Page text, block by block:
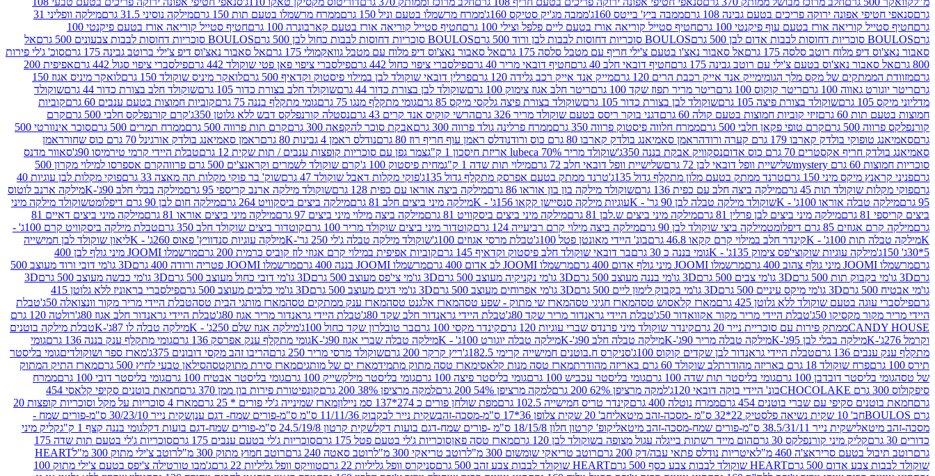
גרםסנאפי חטיפי אפונה ירוקה פריכים בטעם גבינה 108 גרם ממבה ביץ' בייטס 160ג' ממבה מג'יק סטיקס 160ג' ממרח מרשמלו בטעם וניל 150 גרם ממרח מרשמלו בטעם תות 150 גרם מילקה נוסיני 31.5 גרם
מילקה וופליני 31
גרםחטיף סטייל קוריאה אורז בטעם עוף פיקנטי 100 גרם חטיף סטייל קוריאה אורז בטעם ליים פלפל וצילי 100 גרם חטיף סטייל קוריאה אורז בטעם קארבונרה 100 גרם
חטיף סטייל קוריאה אורז בטעם פיקנטי 100
גרםBOULOS סוכריות דחוסות לבבות אדום לבן 500 גרם BOULOS סוכריות דחוסות לבבות לבן ורוד 500 גרם BOULOS סוכריות דחוסות לבבות כחול לבן 500 גרם BOULOS סוכריות דחוסות לבבות צבעונים 500 גרם
אל
סאבור נאצ'וס דיפ מלוח רוטב סלסה 175 גרם
אל סאבור נאצ'ו בטעם צ'ילי חריף עם מטבל סלסה 175 גרם אל סאבור נאצ'וס דיפ מלוח עם מטבל גוואקמולי 175 גרם אל סאבור נאצ'וס דיפ צ'ילי ברוטב גבינה 175 גרם
סוכ' ג'לי פירות
800 גרם
אל סאבור נאצ'וס בטעם צ'ילי עם רוטב גבינה 175 גרם חטיף דובאי חלב 40 גרם חטיף דובאי מריר 40 גרם פילסברי ציפוי כחול 442 גרם פילסברי ציפוי פאן פטי שוקולד 442 גרם פילסברי ציפוי סגול 442 גרם
אפיפית 200
גרםמזוודת הממתקים של מקס מלך הגומימייק אנד אייק רכבת הרים 120 גרם מייק אנד אייק רכב גלידה 120 גרם פרלין דובאי שוקולד לבן במילוי פיסטוק וקדאיף 500 גרם לואקר מיניס שוקולד 150 גרם
לואקר מיניס אגוז 150
גרםריטר יוגורט גאווה 100 גרם ריטר קוקוס 100 גרם ריטר מריר תפוז שקד 100 גרם ריטר חלב אגוז צימוק 100 גרם שוקולד לבן בצורת כדור 44 גרם שוקולד חלב בצורת כדור 105 גרם שוקולד חלב בצורת כדור 44 גרם
שוקולד
מדליוני מיקס 105 גרם
שוקולד בצורת פיצה 105 גרם שוקולד לבן בצורת כדור 105 גרם שוקולד בצורת פיצה גלקסי מיקס 85 גרם גומי מתקלף מנגו 75 גרם גומי מתקלף בננה 75 גרם קוביות חמוצות בטעם ענבים 60 גרם
קוביות
חמוצות בטעם תות 60 גרם
זיזי קוביות חמוצות בטעם קולה 60 גרם דגני בוקר ריסס בטעם שוקולד מריר 326 גרם הרשי קוקיס אנד קרים 43 גרם נסטלה קורנפלקס דבש ללא גלוטן 350ג' קרם קורנפלקס חלבי 500 גרם
קרם
קורנפלקס פרווה 500 גרם
קרם טופי פקאן חלבי 500 גרם ממרח חלווה פיסטוק פרווה 350 גרם ממרח פרלינה גולד פרווה 300 גרם אבקת סוכר להקפאה 300 גרם קרם תות פרווה 500 גרם ממרח תמרים 500 גרם
סוכר אינוורטי 500
גרםסאמיאנג טופוקי בולדק קארבו 179 גרם קערה ורודה ראמן סאמיאנג בולדק קארבו 80 גרם כוס ורוד נודלס ראמן עוף חריף רוז 80 גרם נודלס ראמן 4 גבינות 80 גרם ראמן סאמיאנג בולדק אורגינל 70 גרם כוס שחור
ראמן
סאמיאנג בולדק חריף אקסטרים 70 גרם כוס אדום
נסקוויק אבקת בננה 350ג' שוקולד מריר 70% lubeca אריזת חיסכון 1 ק"ג צמר גפן עם סוכריות קופצות ענבים / תות שקית 12 גרם טבלת היידי קרמי טירמיסו 90ג'
סאוור מדנס
סוכריות חמוצות 60 גרם mystery
שלישיית וופל דובאי לבן 72 גרם שלישיית וופל דובאי חלב 72 גרם מילוי תות שדה 1 ק"ג מחית פיסטוק 100 ג' קרם שוקולד לשמרים וקראנצ'ים 500 גרם פרווה
קרם אספרסו למילוי מקרון 500
גרםפניני קראנץ מיקס מיני 150 גרם טרנד ממתק בטעם מלון מתקלף גדול 135ג' טרנד ממתק בטעם אפרסק מתקלף גדול 135ג' פוקי מקלות דאבל שוקולד 47 גרם שוק' בר פוקי מקלות תה מאצה 33 גרם
פוקי מקלות לבן עוגיות 40
גרםפוקי מקלות שוקולד תות 45 גרם מילקה ביצה חלב עם כפית 136 גרם שוקולד מילקה בון בון אוראו 86 גרם מילקה ביצה אוראו עם כפית 128 גרם שוקולד מילקה ארנב קריספי 95 גרם מילקה בבלי חלב 90ג'-K
מילקה ארנב לוטוס
95 גרם
מילקה טבלה אוראו 100ג' - K שוקולד מילקה טבלה לבן 90 גר' - K עוגיות מילקה סנסיישן קקאו 156ג' - K מילקה מיני ביצים חלב 81 גרם מילקה ביצים ביסקוויט 264 גרם מילקה חום לבן 90 גרם דיפלומט
שוקולד מילקה מיני
ביצים קריספי 81 גרם
מילקה מיני ביצים לבן פרלין 81 גרם מילקה מיני ביצים ש.לבן 81 גרם מילקה מיני ביצים ביסקוויט 81 גרם מילקה ביצה מילוי מיני ביצים 97 גרם מילקה מיני ביצים אוראו 81 גרם
מילקה מיני ביצים דאיים 81
גרםמילקה קרם אגוזים 85 גרם דיפלומט מילקה ביצי שוקולד לבן 90 גרם מילקה ביצה מילוי קרם רביעייה 124 גרם קוטדור מיני ביצים שוקולד מריר 100 גרם קוטדור ביצים שוקולד חלב 350 גרם
טבלת מילקה ביסקוויט קרם 100ג' -
Kמילקה טבלה תות 100ג' - K קינדר חלב במילוי קרם קקאו 46.8 גרם בונ' היידי מאונטן פטל 100ג' טבלת מרסי אגוזים 100ג' שוקולד מילקה טבלה ג'לי 250 גר'-K מילקה עוגיות סנדוויץ' פאוס 260ג' - K
ליאון שוקולד לבן חמישייה
5*30ג' 150ג'
מילקה עוגיות שוקוצי'פס צימוק 135ג' - K גומי בננה כ 30 גרם בר דובאי שוקולד חלב פיסטוק וקדאיף 145 גרם קוביות אפיפית במילוי קרם אגוזי לוז קוביס כרמית 200 גרם
מרשמלו JOOMI מיני גולף לבן 400
גרםמרשמלו JOOMI מיני גולף צהוב 400 גרם מרשמלו JOOMI מיני גולף אדום 400 גרם מרשמלו JOOMI לב אדום 400 גרם מרשמלו JOOMI בננה 400 גרם מרשמלו JOOMI פטריה ורודה 400 גרם
3D גו'מי דובי ורוד מעוצב 500
גרם3D גו'מי בקבוק תות 500 גרם 3D גו'מי צבים 500 גרם 3D גו'מי בננה מעוצב 500 גרם 3D גו'מי נקניקיה מעוצב 500 גרם 3D גו'מי צי'פס מעוצב 500 גרם 3D גו'מי דובי כחול מעוצב 500 גרם 3D גו'מי כבשה מעוצב 500 גרם
3D
גו'מי אבטיח 500 גרם
3D גו'מי מיקס עיניים 500 גרם 3D גו'מי בקבוק לימון ליים 500 גרם 3D גו'מי אפרוחים מעוצב 500 גרם 3D גו'מי דגים מעוצב 500 גרם 3D גו'מי כלבים מעוצב 500 גרם
פילסברי בראוניז ללא גלוטן 415
גרםפילסברי עוגה בטעם שוקולד ללא גלוטן 425 גרם מארז קלאסוש טסהמארז חגיגי טסהמארז שי מתוק - שפע טסהמארז אלגנט טסהמארז ענק ממתקים טסהמארז מותגי הבית טסהטבלת היידי מריר מקור וונצואלה 50ג'
טבלת
היידי מריר מקור מקסיקו 50ג'
טבלת היידי מריר מקור אקוואדור 50ג' טבלת היידי גראנדור מריר שקד 80ג' טבלת היידי גראנדור חלב שקד 80ג' טבלת היידי גראנדור מריר אגוז 80ג' טבלת היידי גראנדור חלב אגוז 80ג'
רולטה 120 גרם
CANDY HOUSEממתק פירות עם סוכריית נייר 20 גרם קינדר שוקולד מיני פרנדס שברי עוגיות 120 גרם קינדר מקסי 100 גרם בר טובלרון שקד כחול 100ג' מילקה אגוז שלם 250ג' - K מילקה טבלה לו 87ג'-K
טבלת מילקה בוטנים
וקרמל 276ג'-K
מילקה בבלי לבן 95ג'-K מילקה טבלה מריר 90ג'-K מילקה טבלה חלב 90ג'-K מילקה טבלה יוגורט 100ג' - K מילקה טבלה שברי אגוז 90ג'-K גומי מתקלף ענק אפרסק 136 גרם גומי מתקלף ענק בננה 136 גרם
גומי
מתקלף ענק ענבים 136 גרם
טבלת היידי גראנדור לבן שקדים קוקוס 100ג' סניקרס ח.בוטנים חמישייה קרימי 182.5ג' ריץ קרקר 200 גרם שוקולד מרסי מריר 250 גרם הריבו זהב מקסי דובונים 375ג' מארז ספר ושוקולדיםגומי בליסטר
תירס 100 גרם
פרח שוקולד 18 גרם באריזה מהודרת לב שוקולד 60 גרם באריזה מהודרת מארז טסה מנות קלאסימארז טסה מתוק מתמידמארז ים של מותגיםמארז סירת מתוקטסהסילאן טבעי לחיץ 500 גרם
מארז התיק המתוק
של טסהגומי בליסטר דובדבן 100 גרם גומי בליסטר תות שדה 100 גרם גומי בליסטר עכביש 100 גרם גומי בליסטר פיצה 100 גרם גומי בליסטר מילקשייק 100 גרם גומי בליסטר אבטיח 100 גרם גומי בליסטר דובי 100 גרם
ממרח
סיפקולוס 300 גרם CHOCOLAKE
בונ' היידי בוקה דובאי 120ג' למקה מרציפן 62% 200 גרם למקה מרציפן 54% 200 גרם למקה מרציפן 38% 200 גרם קונפיטורת פירות בון ממן 370 גרם
חמאת בוטנים סקיפי קלאסי 454
גרםחמאת בוטנים סקיפי עם שברי בוטנים 454 גרם ממרח נוטלה 400 גרם קינדר טריס חמישייה 102.5 גרם מפת שולחן פורים כ 274*137 סמ ניילון מארז שמינייה ג'לי פורים * 25 גרם
מארז 4 סוכריות על מקל וסוכריות קופצות 20
גרם BOULOS
חב' 10 שקית נשיאה פלסטיק 22*32 ס"מ -מסכה-זהב מיטאלי חב' 20 שקית צלופן 36*17 ס"מ-מסכה-זהב שקית נייר לבקבוק 11/11/36 ס"מ ס"מ-פורים שמח- דגם ענן
שקית נייר 30/23/10 ס"מ-פורים שמח -
מסכה-זהב מיטאלישקית נייר 38.5/31/11 ס"מ-פורים שמח-מסכה-זהב מיטאלי קופ' קרטון חלון 18/15/8 ס"מ -פורים שמח-דגם בועות דקל שקית קרטון 24.5/19/8 ס"מ-פורים שמח-דגם בועות דקל גומי בננה קצף 1 ק"ג
קליק מיני
כדורים 30 גרם
קליק מיני קורנפלקס 30 גרם הום מייד רשתות בייגלה עגול מצופה בשוקולד לבן 120 גרם מארז טסה פאןסוכריות ג'לי בטעם פטל 175 גרם סוכריות ג'לי בטעם ענבים 175 גרם
סוכריות ג'לי בטעם תות שדה 175
גרםרוטב תיבול בטעם סריראצ'ה 460 מ"ל איטריות נודלס פתאי עבה/דק 200 גרם רוטב טריאקי שומשום 300 מ"ל רוטב טריאקי 300 מ"ל רוטב סאטה 240 גרם רוטב חמוץ מתוק 300 מ"ל רוטב צ'ילי מתוק 300 מ"ל
HEART
שוקולד לבבות צבע אדום 500 גרם
HEART שוקולד לבבות צבע כסף 500 גרם HEART שוקולד לבבות צבע זהב 500 גרם סניקרס וופל גליליות 22 גרם טוויקס וופל גליליות 22 גרם
ג'מבו טורטילה צ'יפס בטעם צ'ילי מתוק 100